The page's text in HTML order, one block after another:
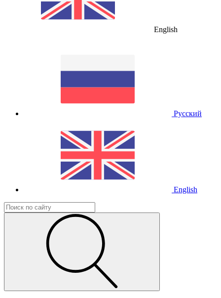
English
Русский
English